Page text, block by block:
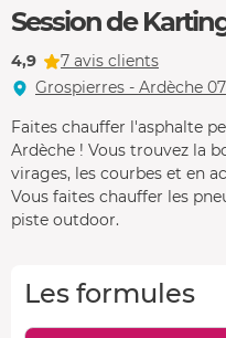
Session de
4,9
7 avis clients
Grospierres - Ardèche 07
Faites chauffer l'asphalte
Ardèche ! Vous trouvez la
virages, les courbes et en
Vous faites chauffer les
piste outdoor.
Les formules